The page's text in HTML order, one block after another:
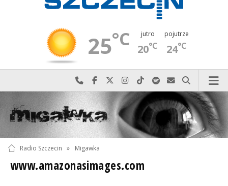
25°C jutro
20°C
pojutrze
24°C
Najlepiej po prostu do nas zadzwoń
Odwiedź nas na Facebook-u
Odwiedź nas na X
Odwiedź nas na Instagram-ie
Odwiedź nas na TikTok-u
Szukaj nas na Spotify
Wyślij do nas
Szukaj
Radio Szczecin » Migawka
www.amazonasimages.com